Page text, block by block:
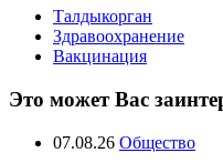
Талдыкорган
Здравоохранение
Вакцинация
Это может Вас
07.08.26 Общество